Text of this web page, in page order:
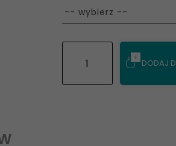
options[115]
DODAJ